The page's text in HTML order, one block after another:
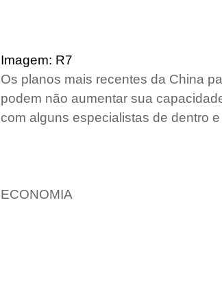
Imagem: R7
Os planos mais recentes da China
podem não aumentar sua
com alguns especialistas de dentro
ECONOMIA